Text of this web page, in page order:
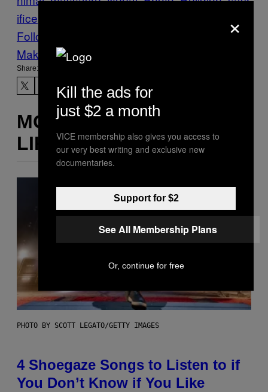
ifice
Follow Us On Discover
Make Us Preferred In Top Stories
Share:
MORE
LIKE THIS
PHOTO BY SCOTT LEGATO/GETTY IMAGES
4 Shoegaze Songs to Listen to if
You Don’t Know if You Like
×
Kill the ads for
just $2 a month
VICE membership also gives you access to
our very best writing and exclusive new
documentaries.
Support for $2
See All Membership Plans
Or, continue for free